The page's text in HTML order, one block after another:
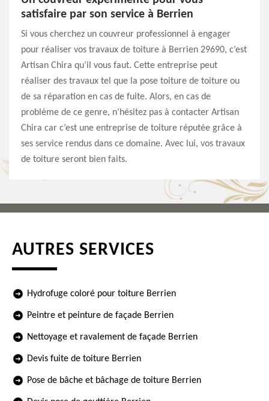
satisfaire par son service à Berrien
Si vous cherchez un couvreur professionnel à engager
pour réaliser vos travaux de toiture à Berrien 29690, c’est
Artisan Chira qu’il vous faut. Cette entreprise peut
réaliser des travaux tel que la pose toiture de toiture ou
de sa réparation en cas de fuite. Alors, en cas de
problème de ce genre, n’hésitez pas à contacter Artisan
Chira car c’est une entreprise de toiture réputée grâce à
ses service rendus dans ce domaine. Avec lui, vos travaux
de toiture seront bien faits.
AUTRES SERVICES
Hydrofuge coloré pour toiture Berrien
Peintre et peinture de façade Berrien
Nettoyage et ravalement de façade Berrien
Devis fuite de toiture Berrien
Pose de bâche et bâchage de toiture Berrien